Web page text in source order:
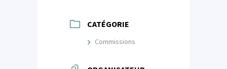
CATÉGORIE
Commissions